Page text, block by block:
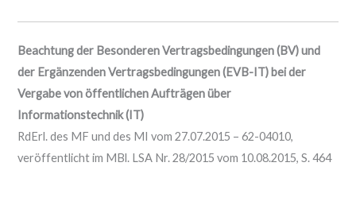
Beachtung der Besonderen Vertragsbedingungen (BV) und
der Ergänzenden Vertragsbedingungen (EVB-IT) bei der
Vergabe von öffentlichen Aufträgen über
Informationstechnik (IT)
RdErl. des MF und des MI vom 27.07.2015 – 62-04010,
veröffentlicht im MBl. LSA Nr. 28/2015 vom 10.08.2015, S. 464